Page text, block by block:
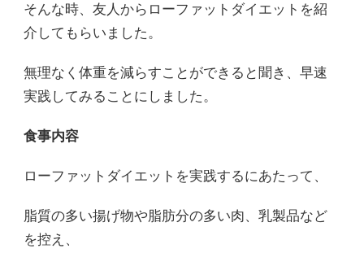
そんな時、友人からローファットダイエットを紹
介してもらいました。
無理なく体重を減らすことができると聞き、早速
実践してみることにしました。
食事内容
ローファットダイエットを実践するにあたって、
脂質の多い揚げ物や脂肪分の多い肉、乳製品など
を控え、